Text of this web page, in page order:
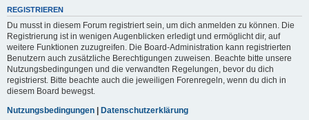
REGISTRIEREN
Du musst in diesem Forum registriert sein, um dich anmelden zu können. Die
Registrierung ist in wenigen Augenblicken erledigt und ermöglicht dir, auf
weitere Funktionen zuzugreifen. Die Board-Administration kann registrierten
Benutzern auch zusätzliche Berechtigungen zuweisen. Beachte bitte unsere
Nutzungsbedingungen und die verwandten Regelungen, bevor du dich
registrierst. Bitte beachte auch die jeweiligen Forenregeln, wenn du dich in
diesem Board bewegst.
Nutzungsbedingungen
Datenschutzerklärung